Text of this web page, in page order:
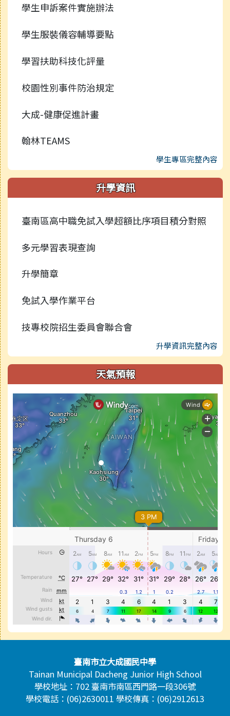
學生申訴案件實施辦法
學生服裝儀容輔導要點
學習扶助科技化評量
校園性別事件防治規定
大成-健康促進計畫
翰林TEAMS
學生專區完整內容
升學資訊
臺南區高中職免試入學超額比序項目積分對照
多元學習表現查詢
升學簡章
免試入學作業平台
技專校院招生委員會聯合會
升學資訊完整內容
天氣預報
頁尾區域內容臺南市立大成國民中學
Tainan Municipal Dacheng Junior High School
學校地址：702 臺南市南區西門路一段306號
學校電話：(06)2630011 學校傳真：(06)2912613